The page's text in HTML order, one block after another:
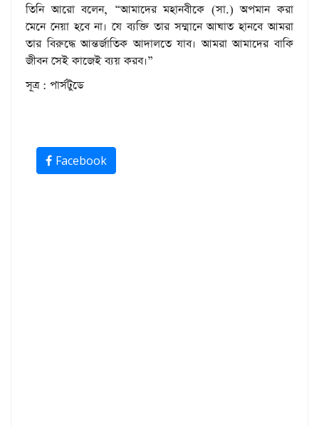
তিনি আরো বলেন, “আমাদের মহানবীকে (সা.) অপমান করা
মেনে নেয়া হবে না। যে ব্যক্তি তার সম্মানে আঘাত হানবে আমরা
তার বিরুদ্ধে আন্তর্জাতিক আদালতে যাব। আমরা আমাদের বাকি
জীবন সেই কাজেই ব্যয় করব।”
সূত্র : পার্সটুডে
Facebook